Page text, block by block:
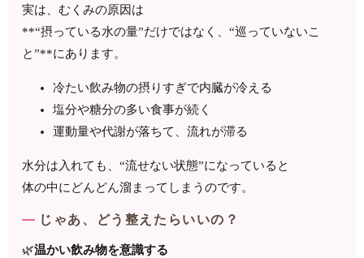
実は、むくみの原因は
**“摂っている水の量”だけではなく、“巡っていないこ
と”**にあります。
冷たい飲み物の摂りすぎで内臓が冷える
塩分や糖分の多い食事が続く
運動量や代謝が落ちて、流れが滞る
水分は入れても、“流せない状態”になっていると
体の中にどんどん溜まってしまうのです。
じゃあ、どう整えたらいいの？
🌿温かい飲み物を意識する